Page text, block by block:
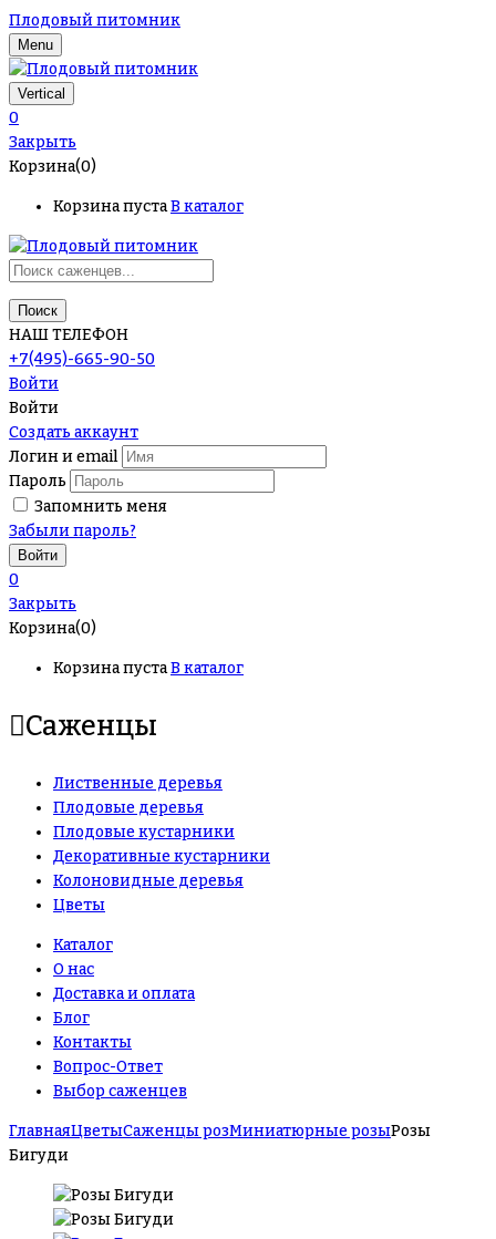
Плодовый питомник
Menu
Vertical
0
Закрыть
Корзина(0)
Корзина пустаВ каталог
Поиск
НАШ ТЕЛЕФОН
+7(495)-665-90-50
Войти
Войти
Создать аккаунт
Логин и email
Пароль
Запомнить меня
Забыли пароль?
0
Закрыть
Корзина(0)
Корзина пустаВ каталог
Саженцы
Лиственные деревья
Плодовые деревья
Плодовые кустарники
Декоративные кустарники
Колоновидные деревья
Цветы
Каталог
О нас
Доставка и оплата
Блог
Контакты
Вопрос-Ответ
Выбор саженцев
ГлавнаяЦветыСаженцы розМиниатюрные розыРозы
Бигуди